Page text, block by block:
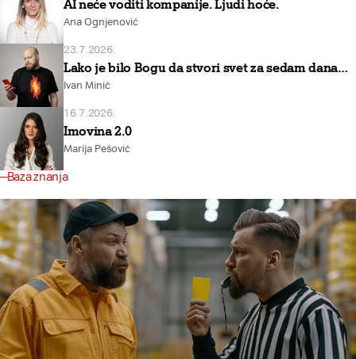
AI neće voditi kompanije. Ljudi hoće.
Ana Ognjenović
23.7.2026.
Lako je bilo Bogu da stvori svet za sedam dana…
Ivan Minić
16.7.2026.
Imovina 2.0
Marija Pešović
Baza znanja